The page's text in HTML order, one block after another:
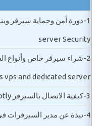
1-
server Security
2-
vps and dedicated server
3- كيفية الاتصال بالسيرفر Connect to vps remotly
4-